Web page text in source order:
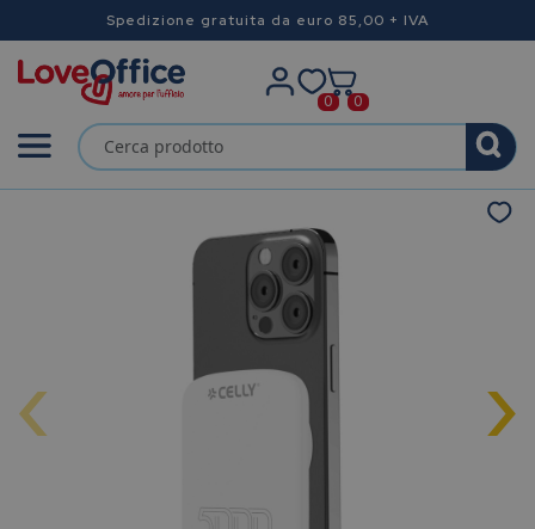
Spedizione gratuita da euro 85,00 + IVA
0 0
‹ ›